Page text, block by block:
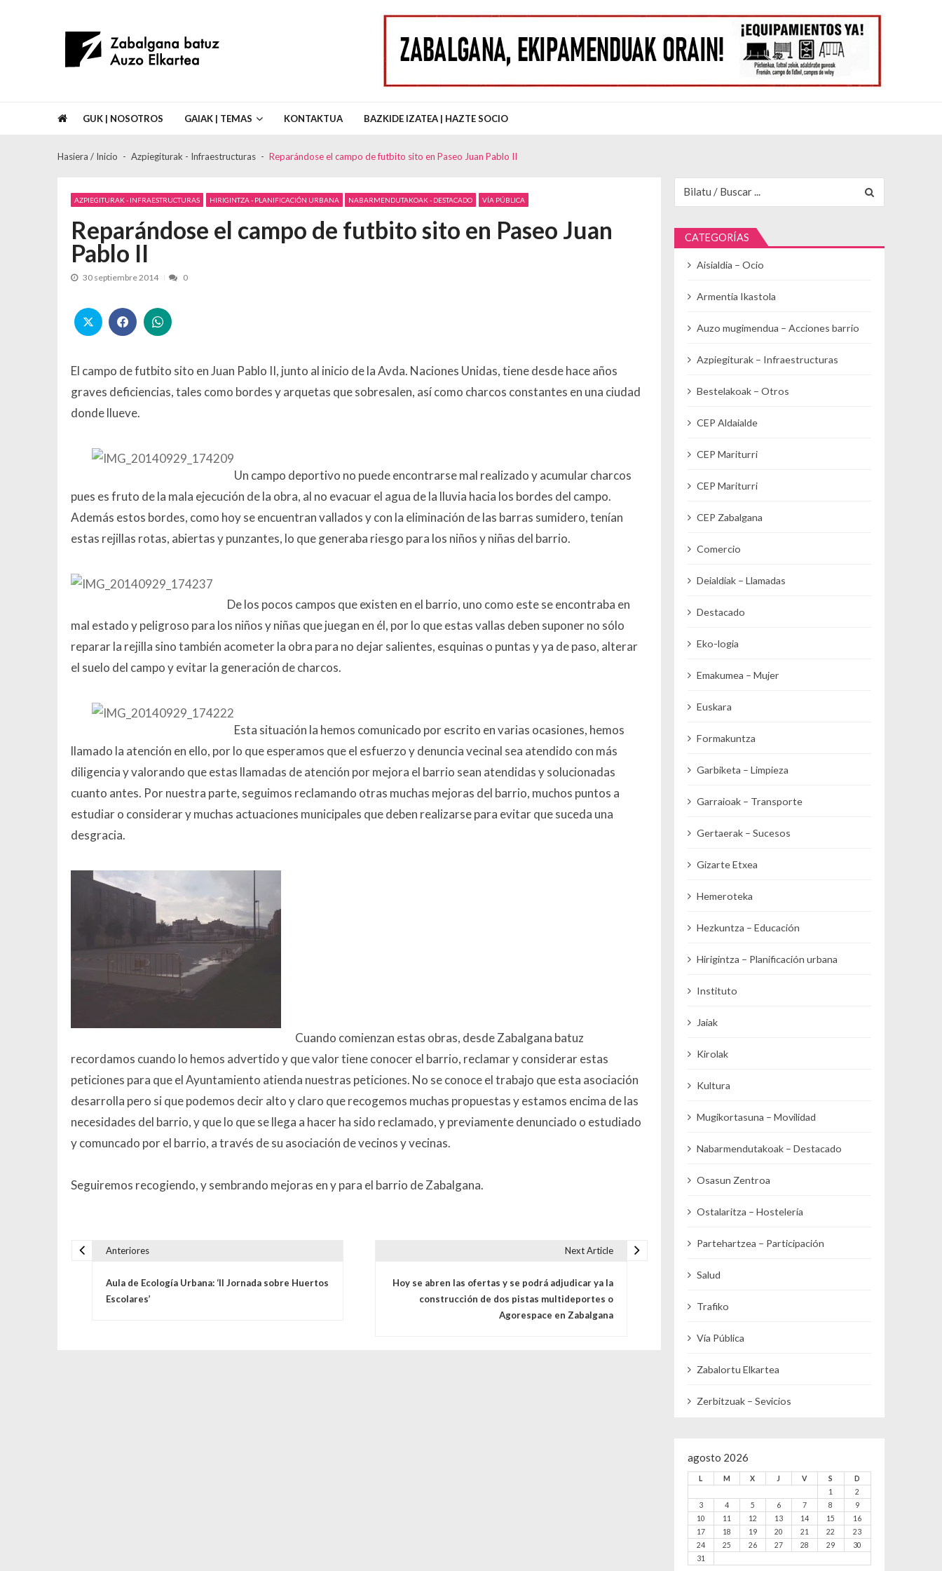
Asociación de Vecinos Zabalgana Batuz Auzo Elkartea
GUK | NOSOTROS GAIAK | TEMAS KONTAKTUA BAZKIDE IZATEA | HAZTE SOCIO
Hasiera / Inicio Azpiegiturak - Infraestructuras Reparándose el campo de futbito sito en Paseo Juan Pablo II
AZPIEGITURAK - INFRAESTRUCTURAS HIRIGINTZA - PLANIFICACIÓN URBANA NABARMENDUTAKOAK - DESTACADO VÍA PÚBLICA
Reparándose el campo de futbito sito en Paseo Juan
Pablo II
30 septiembre 2014 0
El campo de futbito sito en Juan Pablo II, junto al inicio de la Avda. Naciones Unidas, tiene desde hace años
graves deficiencias, tales como bordes y arquetas que sobresalen, así como charcos constantes en una ciudad
donde llueve.
Un campo deportivo no puede encontrarse mal realizado y acumular charcos
pues es fruto de la mala ejecución de la obra, al no evacuar el agua de la lluvia hacia los bordes del campo.
Además estos bordes, como hoy se encuentran vallados y con la eliminación de las barras sumidero, tenían
estas rejillas rotas, abiertas y punzantes, lo que generaba riesgo para los niños y niñas del barrio.
De los pocos campos que existen en el barrio, uno como este se encontraba en
mal estado y peligroso para los niños y niñas que juegan en él, por lo que estas vallas deben suponer no sólo
reparar la rejilla sino también acometer la obra para no dejar salientes, esquinas o puntas y ya de paso, alterar
el suelo del campo y evitar la generación de charcos.
Esta situación la hemos comunicado por escrito en varias ocasiones, hemos
llamado la atención en ello, por lo que esperamos que el esfuerzo y denuncia vecinal sea atendido con más
diligencia y valorando que estas llamadas de atención por mejora el barrio sean atendidas y solucionadas
cuanto antes. Por nuestra parte, seguimos reclamando otras muchas mejoras del barrio, muchos puntos a
estudiar o considerar y muchas actuaciones municipales que deben realizarse para evitar que suceda una
desgracia.
Cuando comienzan estas obras, desde Zabalgana batuz
recordamos cuando lo hemos advertido y que valor tiene conocer el barrio, reclamar y considerar estas
peticiones para que el Ayuntamiento atienda nuestras peticiones. No se conoce el trabajo que esta asociación
desarrolla pero si que podemos decir alto y claro que recogemos muchas propuestas y estamos encima de las
necesidades del barrio, y que lo que se llega a hacer ha sido reclamado, y previamente denunciado o estudiado
y comuncado por el barrio, a través de su asociación de vecinos y vecinas.
Seguiremos recogiendo, y sembrando mejoras en y para el barrio de Zabalgana.
Anteriores
Aula de Ecología Urbana: ‘II Jornada sobre Huertos
Escolares’
Next Article
Hoy se abren las ofertas y se podrá adjudicar ya la
construcción de dos pistas multideportes o
Agorespace en Zabalgana
CATEGORÍAS
Aisialdia – Ocio
Armentia Ikastola
Auzo mugimendua – Acciones barrio
Azpiegiturak – Infraestructuras
Bestelakoak – Otros
CEP Aldaialde
CEP Mariturri
CEP Mariturri
CEP Zabalgana
Comercio
Deialdiak – Llamadas
Destacado
Eko-logia
Emakumea – Mujer
Euskara
Formakuntza
Garbiketa – Limpieza
Garraioak – Transporte
Gertaerak – Sucesos
Gizarte Etxea
Hemeroteka
Hezkuntza – Educación
Hirigintza – Planificación urbana
Instituto
Jaiak
Kirolak
Kultura
Mugikortasuna – Movilidad
Nabarmendutakoak – Destacado
Osasun Zentroa
Ostalaritza – Hostelería
Partehartzea – Participación
Salud
Trafiko
Vía Pública
Zabalortu Elkartea
Zerbitzuak – Sevicios
agosto 2026
L M X J V S
D
1
2
3
4 5 6 7 8
9
10
11 12 13 14 15
16
17
18 19 20 21 22
23
24
25 26 27 28 29
30
31